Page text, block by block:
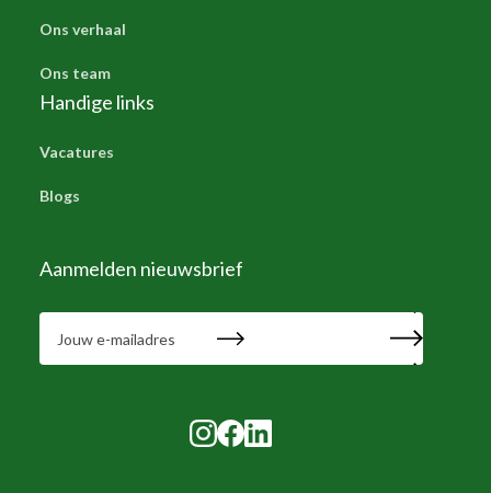
Ons verhaal
Ons team
Handige links
Vacatures
Blogs
Aanmelden nieuwsbrief